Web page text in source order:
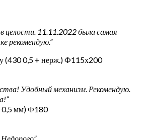
в целости. 11.11.2022 была самая
рекомендую.”
(430 0,5 + нерж.) Ф115х200
Удобный механизм. Рекомендую.
0,5 мм) Ф180